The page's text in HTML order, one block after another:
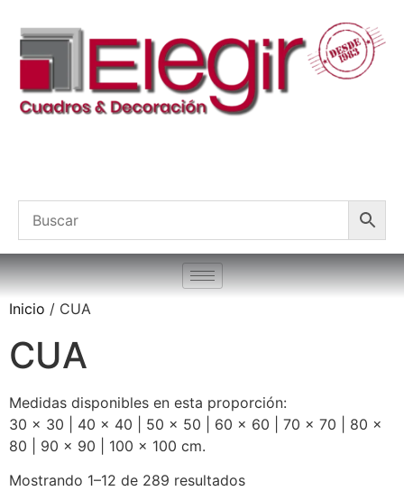
Inicio / CUA
CUA
Medidas disponibles en esta proporción:
30 x 30 | 40 x 40 | 50 x 50 | 60 x 60 | 70 x 70 | 80 x
80 | 90 x 90 | 100 x 100 cm.
Mostrando 1–12 de 289 resultados